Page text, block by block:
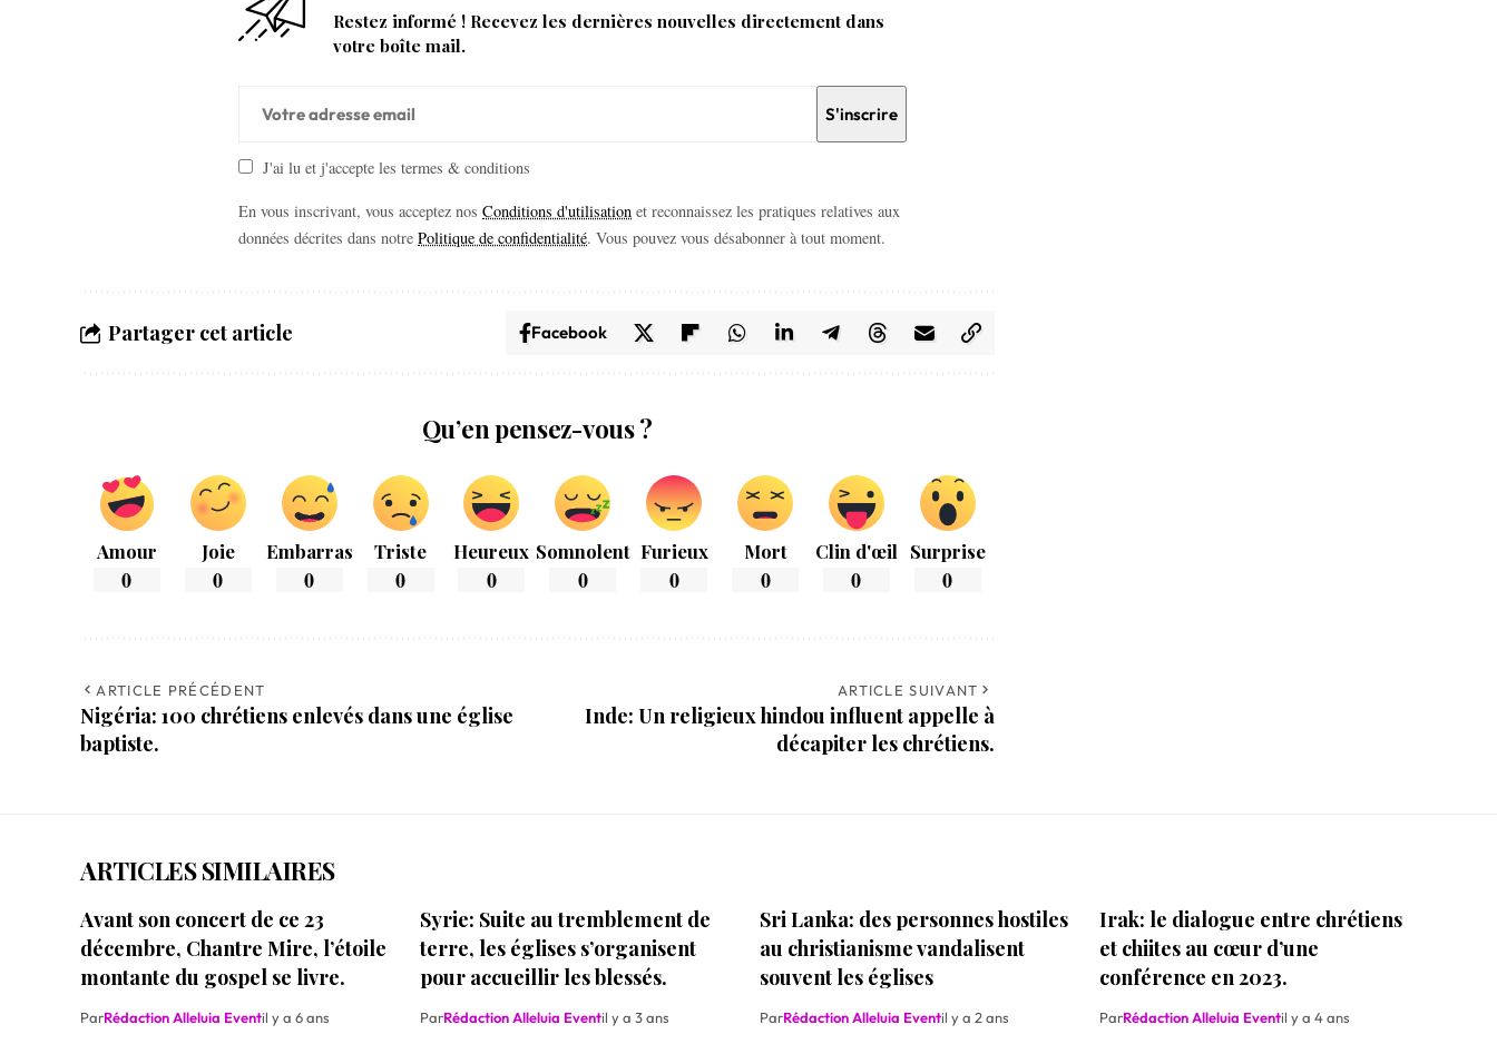
Restez informé ! Recevez les dernières nouvelles directement dans
votre boîte mail.
J'ai lu et j'accepte les termes & conditions
En vous inscrivant, vous acceptez nosConditions d'utilisation et reconnaissez les pratiques relatives aux
données décrites dans notrePolitique de confidentialité. Vous pouvez vous désabonner à tout moment.
Partager cet article Facebook
Qu’en pensez-vous ?
Amour
0
Joie
0
Embarras
0
Triste
0
Heureux
0
Somnolent
0
Furieux
0
Mort
0
Clin d'œil
0
Surprise
0
ARTICLE PRÉCÉDENT
Nigéria: 100 chrétiens enlevés dans une église
baptiste.
ARTICLE SUIVANT
Inde: Un religieux hindou influent appelle à
décapiter les chrétiens.
ARTICLES SIMILAIRES
Avant son concert de ce 23
décembre, Chantre Mire, l’étoile
montante du gospel se livre.
ParRédaction Alleluia Eventil y a 6 ans
Syrie: Suite au tremblement de
terre, les églises s’organisent
pour accueillir les blessés.
ParRédaction Alleluia Eventil y a 3 ans
Sri Lanka: des personnes hostiles
au christianisme vandalisent
souvent les églises
ParRédaction Alleluia Eventil y a 2 ans
Irak: le dialogue entre chrétiens
et chiites au cœur d’une
conférence en 2023.
ParRédaction Alleluia Eventil y a 4 ans